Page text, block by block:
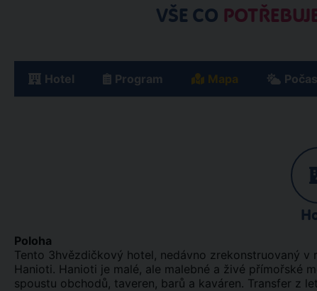
VŠE CO
Hotel Program Mapa
Poloha
Tento 3hvězdičkový hotel, nedávno zrekonstruovaný v
Hanioti. Hanioti je malé, ale malebné a živé přímořské
spoustu obchodů, taveren, barů a kaváren. Transfer z